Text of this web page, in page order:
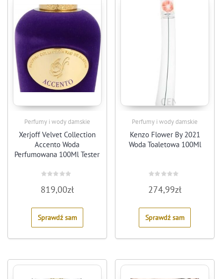
Perfumy i wody damskie
Xerjoff Velvet Collection
Accento Woda
Perfumowana 100Ml Tester
0
out
5
819,00zł
Sprawdź sam
Perfumy i wody damskie
Kenzo Flower By 2021
Woda Toaletowa 100Ml
0
out
5
274,99zł
Sprawdź sam